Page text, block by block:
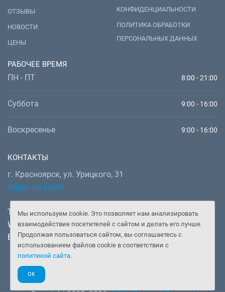
Мы используем cookie. Это позволяет нам анализировать
взаимодействие посетителей с сайтом и делать его лучше.
Продолжая пользоваться сайтом, вы соглашаетесь с
использованием файлов cookie в соответствии с
политикой сайта.
OK
ОТЗЫВЫ
НОВОСТИ
ЦЕНЫ
КОНФИДЕНЦИАЛЬНОСТИ
ПОЛИТИКА ОБРАБОТКИ
ПЕРСОНАЛЬНЫХ ДАННЫХ
РАБОЧЕЕ ВРЕМЯ
ПН - ПТ 8:00 - 21:00
Суббота 9:00 - 16:00
Воскресенье 9:00 - 16:00
КОНТАКТЫ
г. Красноярск, ул. Урицкого, 31
Адрес на карте
Телефон: +7 (391) 277-92-52
WhatsApp, Telegram:+7 (902) 982-02-14
Email: doctor@gooddoctor.ru